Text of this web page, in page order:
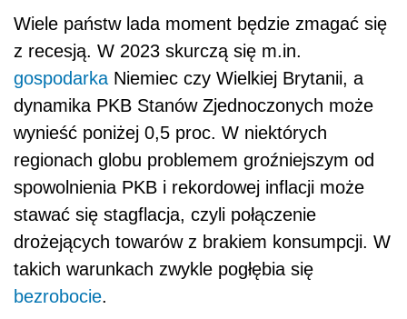
Wiele państw lada moment będzie zmagać się
z recesją. W 2023 skurczą się m.in.
gospodarka Niemiec czy Wielkiej Brytanii, a
dynamika PKB Stanów Zjednoczonych może
wynieść poniżej 0,5 proc. W niektórych
regionach globu problemem groźniejszym od
spowolnienia PKB i rekordowej inflacji może
stawać się stagflacja, czyli połączenie
drożejących towarów z brakiem konsumpcji. W
takich warunkach zwykle pogłębia się
bezrobocie.